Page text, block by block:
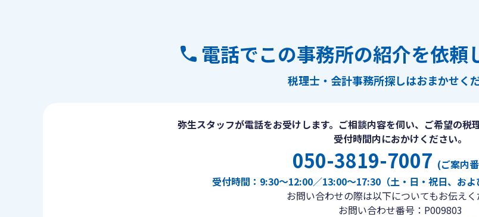
電話でこの事務所の紹介を依頼
税理士・会計事務所探しはおまかせく
弥生スタッフが電話をお受けします。ご相談内容を伺い、ご希望の税
受付時間内におかけください。
050-3819-7007 (ご案内
受付時間：9:30〜12:00／13:00〜17:30（土・日・祝日、およ
お問い合わせの際は以下についてもお伝えく
お問い合わせ番号：P009803